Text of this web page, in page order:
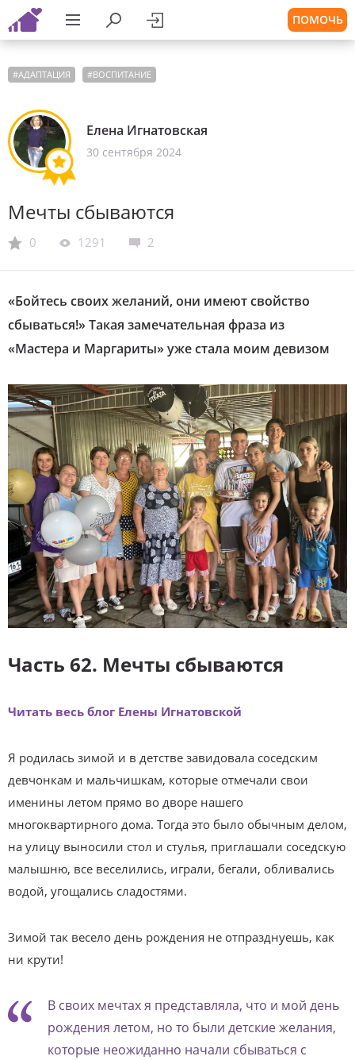
ПОМОЧЬ
#АДАПТАЦИЯ #ВОСПИТАНИЕ
Елена Игнатовская
30 сентября 2024
Мечты сбываются
0 1291 2
«Бойтесь своих желаний, они имеют свойство
сбываться!» Такая замечательная фраза из
«Мастера и Маргариты» уже стала моим девизом
Часть 62. Мечты сбываются
Читать весь блог Елены Игнатовской
Я родилась зимой и в детстве завидовала соседским
девчонкам и мальчишкам, которые отмечали свои
именины летом прямо во дворе нашего
многоквартирного дома. Тогда это было обычным делом,
на улицу выносили стол и стулья, приглашали соседскую
малышню, все веселились, играли, бегали, обливались
водой, угощались сладостями.
Зимой так весело день рождения не отпразднуешь, как
ни крути!
В своих мечтах я представляла, что и мой день
рождения летом, но то были детские желания,
которые неожиданно начали сбываться с